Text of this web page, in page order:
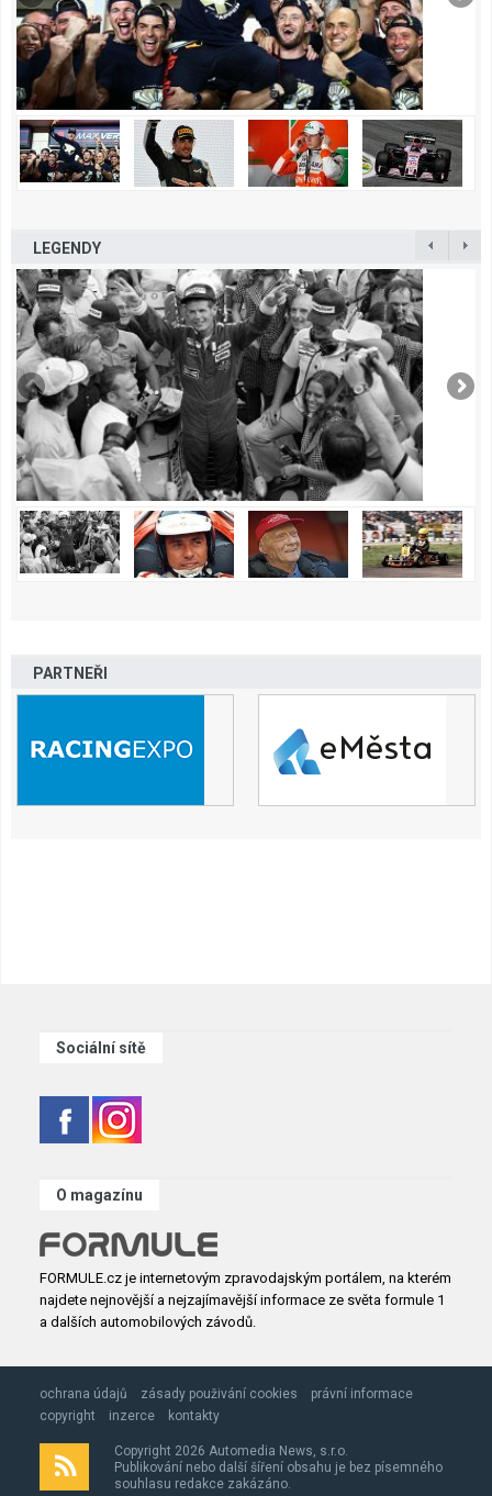
LEGENDY
PARTNEŘI
Sociální sítě
O magazínu
FORMULE.cz je internetovým zpravodajským portálem, na kterém
najdete nejnovější a nejzajímavější informace ze světa formule 1
a dalších automobilových závodů.
ochrana údajů zásady použivání cookies
právní informace
copyright
inzerce kontakty
Copyright 2026 Automedia News, s.r.o.
Publikování nebo další šíření obsahu je bez písemného
souhlasu redakce zakázáno.